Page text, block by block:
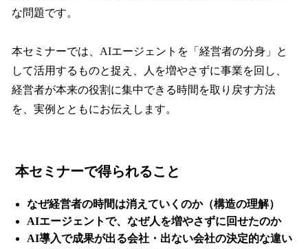
な問題です。
本セミナーでは、AIエージェントを「経営者の分身」と
して活用するものと捉え、人を増やさずに事業を回し、
経営者が本来の役割に集中できる時間を取り戻す方法
を、実例とともにお伝えします。
本セミナーで得られること
なぜ経営者の時間は消えていくのか（構造の理解）
AIエージェントで、なぜ人を増やさずに回せたのか
AI導入で成果が出る会社・出ない会社の決定的な違い